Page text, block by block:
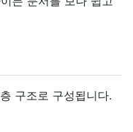
구조로 구성됩니다.